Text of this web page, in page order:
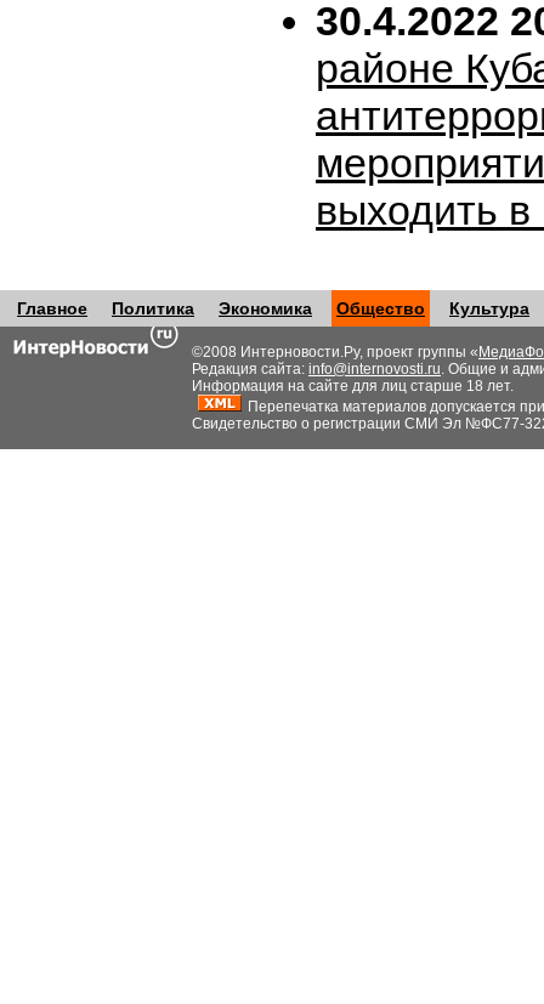
30.4.2022
районе
выходить
Главное Политика Экономика Общество Культура
©2008 Интерновости.Ру, проект группы «
Редакция сайта: info@internovosti.ru. Общие и
Информация на сайте для лиц старше 18 лет.
Перепечатка материалов допускается
Свидетельство о регистрации СМИ Эл №ФС77-